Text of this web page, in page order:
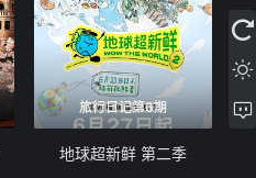
旅行日记第6期
地球超新鲜 第二季